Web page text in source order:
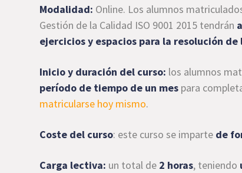
Modalidad: Online. Los alumnos
Gestión de la Calidad ISO 9001 2015 tendrán
ejercicios y espacios para la resolución de
Inicio y duración del curso: los alumnos
período de tiempo de un mes para
matricularse hoy mismo.
Coste del curso: este curso se imparte de
Carga lectiva: un total de 2 horas, teniendo